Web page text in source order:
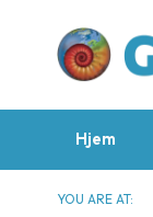
Hjem
YOU ARE AT: